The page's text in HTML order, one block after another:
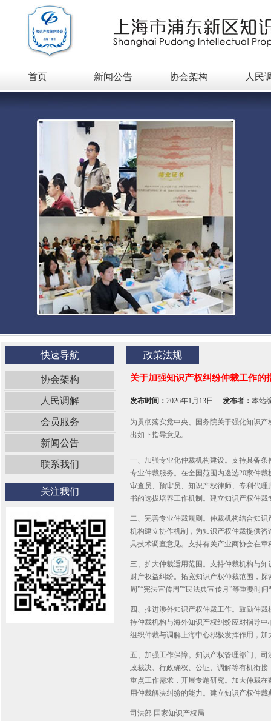
首页 新闻公告 协会架构 人民
快速导航
协会架构
人民调解
会员服务
新闻公告
联系我们
关注我们
政策法规
关于加强知识产权纠纷仲裁工作的
发布时间： 2026年1月13日 发布者： 本站
为贯彻落实党中央、国务院关于强化知识
出如下指导意见。
一、加强专业化仲裁机构建设。支持具备
专业仲裁服务。在全国范围内遴选20家仲
审查员、预审员、知识产权律师、专利代
书的选拔培养工作机制。建立知识产权仲裁
二、完善专业仲裁规则。仲裁机构结合知
机构建立协作机制，为知识产权仲裁提供
具技术调查意见。支持有关产业商协会在
三、扩大仲裁适用范围。支持仲裁机构与
财产权益纠纷。拓宽知识产权仲裁范围，
周”“宪法宣传周”“民法典宣传月”等重要时
四、推进涉外知识产权仲裁工作。鼓励仲
持仲裁机构与海外知识产权纠纷应对指导
组织仲裁与调解上海中心积极发挥作用，
五、加强工作保障。知识产权管理部门、
政裁决、行政确权、公证、调解等有机衔
重点工作需求，开展专题研究。加大仲裁
用仲裁解决纠纷的能力。建立知识产权仲
司法部 国家知识产权局